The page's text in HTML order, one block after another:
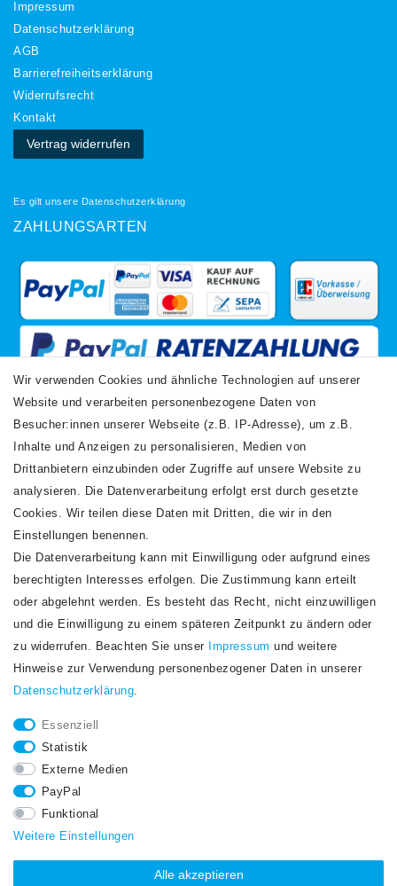
Impressum
Daten­schutz­erklärung
AGB
Barrierefreiheitserklärung
Widerrufs­recht
Kontakt
Vertrag widerrufen
Es gilt unsere Datenschutzerklärung
ZAHLUNGSARTEN
VERSANDARTEN
Newsletter
Honig
Hiermit bestätige ich, dass ich dieDaten­schutz­erklärunggelesen habe. Meine
Einwilligung kann ich jederzeit widerrufen.**
STAY CONNECTED.
Wir verwenden Cookies und ähnliche Technologien auf unserer
Website und verarbeiten personenbezogene Daten von
Besucher:innen unserer Webseite (z.B. IP-Adresse), um z.B.
Inhalte und Anzeigen zu personalisieren, Medien von
Drittanbietern einzubinden oder Zugriffe auf unsere Website zu
analysieren. Die Datenverarbeitung erfolgt erst durch gesetzte
Cookies. Wir teilen diese Daten mit Dritten, die wir in den
Einstellungen benennen.
Die Datenverarbeitung kann mit Einwilligung oder aufgrund eines
berechtigten Interesses erfolgen. Die Zustimmung kann erteilt
oder abgelehnt werden. Es besteht das Recht, nicht einzuwilligen
und die Einwilligung zu einem späteren Zeitpunkt zu ändern oder
zu widerrufen. Beachten Sie unser
Impressum und weitere
Hinweise zur Verwendung personenbezogener Daten in unserer
Daten­schutz­erklärung.
Essenziell
Statistik
Externe Medien
PayPal
Funktional
Weitere Einstellungen
Alle akzeptieren